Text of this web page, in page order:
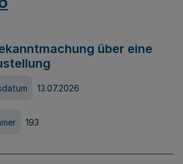
über eine
13.07.2026
193